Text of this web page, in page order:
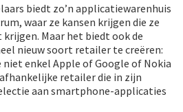
biedt zo’n applicatiewarenhuis
waar ze kansen krijgen die ze
Maar het biedt ook de
nieuw soort retailer te creëren:
enkel Apple of Google of Nokia
retailer die in zijn
aan smartphone-applicaties